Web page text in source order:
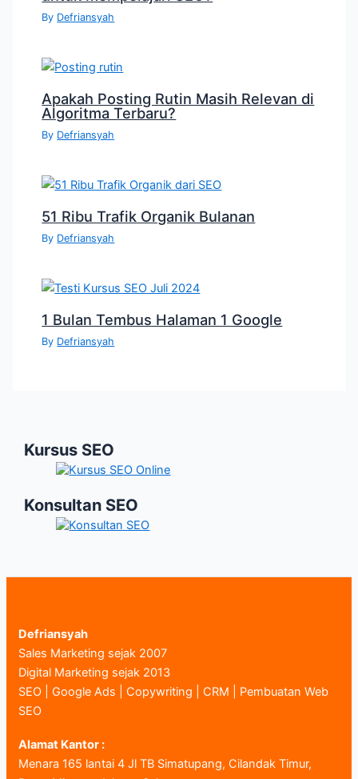
By Defriansyah
Apakah Posting Rutin Masih Relevan di
Algoritma Terbaru?
By Defriansyah
51 Ribu Trafik Organik Bulanan
By Defriansyah
1 Bulan Tembus Halaman 1 Google
By Defriansyah
Kursus SEO
Konsultan SEO
Defriansyah
Sales Marketing sejak 2007
Digital Marketing sejak 2013
SEO | Google Ads | Copywriting | CRM | Pembuatan Web
SEO
Alamat Kantor :
Menara 165 lantai 4 Jl TB Simatupang, Cilandak Timur,